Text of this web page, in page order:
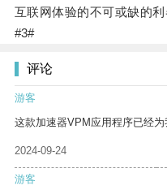
互联网体验的不可或缺的利
#3#
评论
游客
这款加速器VPM应用程序已经为
2024-09-24
游客